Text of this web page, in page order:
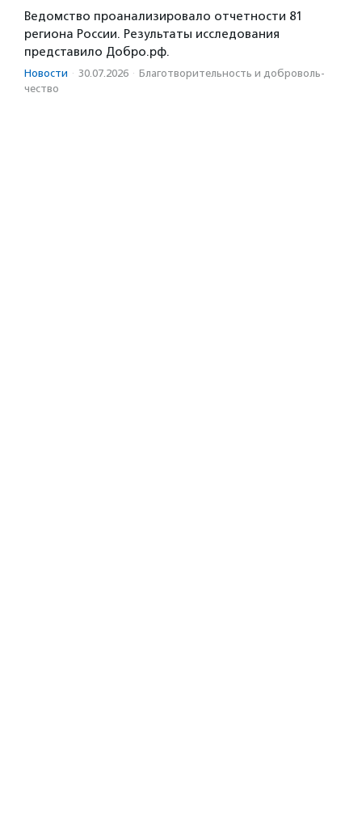
Ведомство проанализировало отчетности 81
региона России. Результаты исследования
представило Добро.рф.
Новости · 30.07.2026 · Благотвори­тель­ность и доброволь­
чест­во